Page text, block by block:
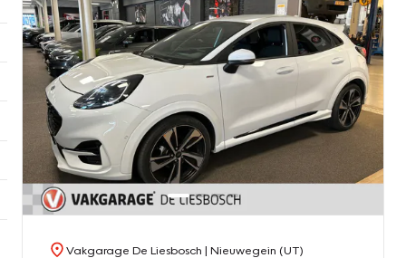
Vakgarage De Liesbosch | Nieuwegein (UT)